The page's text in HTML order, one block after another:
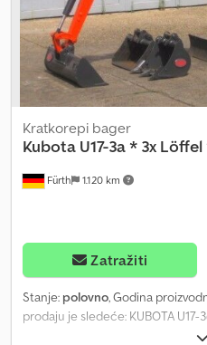
neto + 19% PDV = 46.398,- €
Fürth 1.120 km
Kratkorepi bager
Kubota U17-3a * 3x
Zatražiti
Stanje: polovno, Godina
prodaju je sledeće: KUBOTA
proizvodnje: 2021 593 radnih sati